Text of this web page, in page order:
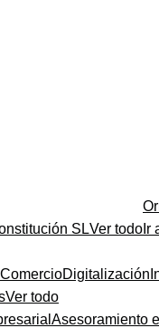
SLVer todo Ir
ComercioDigitalización
Ver todo
Asesoramiento